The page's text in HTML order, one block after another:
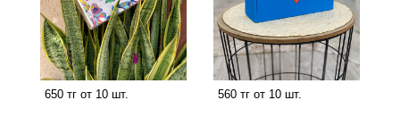
650 тг от 10 шт. 560 тг от 10 шт.